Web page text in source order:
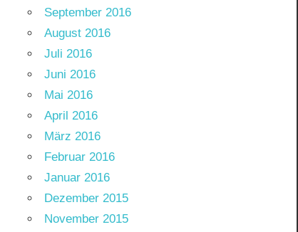
September 2016
August 2016
Juli 2016
Juni 2016
Mai 2016
April 2016
März 2016
Februar 2016
Januar 2016
Dezember 2015
November 2015